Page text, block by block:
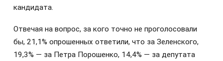
кандидата.
Отвечая на вопрос, за кого точно не проголосовали
бы, 21,1% опрошенных ответили, что за Зеленского,
19,3% — за Петра Порошенко, 14,4% — за депутата